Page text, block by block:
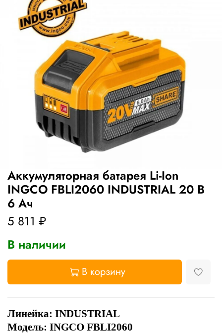
Аккумуляторная батарея Li-Ion
INGCO FBLI2060 INDUSTRIAL 20 В
6 Ач
5 811 ₽
В наличии
В корзину
Линейка: INDUSTRIAL
Модель: INGCO FBLI2060